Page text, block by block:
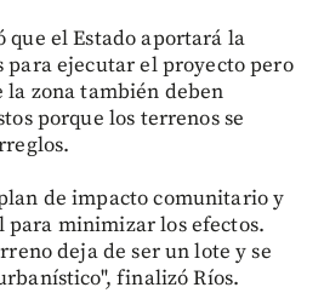
que el Estado aportará la
para ejecutar el proyecto pero
la zona también deben
porque los terrenos se
de impacto comunitario y
minimizar los efectos.
deja de ser un lote y se
finalizó Ríos.